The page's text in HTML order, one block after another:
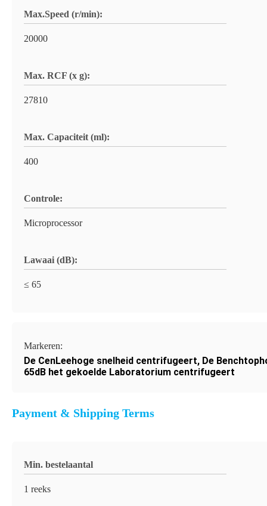
Max.Speed (r/min):
20000
Max. RCF (x g):
27810
Max. Capaciteit (ml):
400
Controle:
Microprocessor
Lawaai (dB):
≤ 65
Markeren:
De CenLeehoge snelheid centrifugeert, De
65dB het gekoelde Laboratorium centrifugeert
Payment & Shipping Terms
Min. bestelaantal
1 reeks